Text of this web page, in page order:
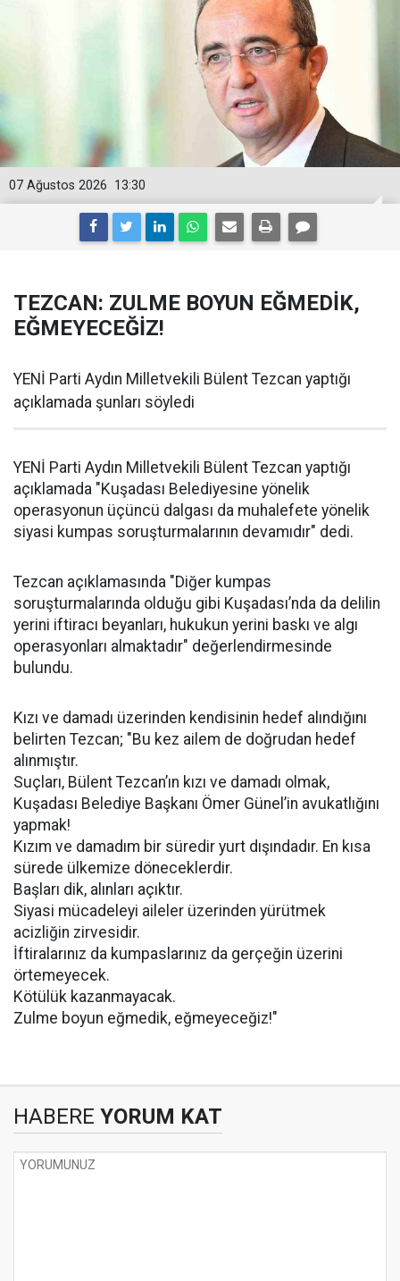
13:30
07 Ağustos 2026
TEZCAN: ZULME BOYUN EĞMEDİK,
EĞMEYECEĞİZ!
YENİ Parti Aydın Milletvekili Bülent Tezcan yaptığı
açıklamada şunları söyledi
YENİ Parti Aydın Milletvekili Bülent Tezcan yaptığı
açıklamada "Kuşadası Belediyesine yönelik
operasyonun üçüncü dalgası da muhalefete yönelik
siyasi kumpas soruşturmalarının devamıdır" dedi.
Tezcan açıklamasında "Diğer kumpas
soruşturmalarında olduğu gibi Kuşadası’nda da delilin
yerini iftiracı beyanları, hukukun yerini baskı ve algı
operasyonları almaktadır" değerlendirmesinde
bulundu.
Kızı ve damadı üzerinden kendisinin hedef alındığını
belirten Tezcan; "Bu kez ailem de doğrudan hedef
alınmıştır.
Suçları, Bülent Tezcan’ın kızı ve damadı olmak,
Kuşadası Belediye Başkanı Ömer Günel’in avukatlığını
yapmak!
Kızım ve damadım bir süredir yurt dışındadır. En kısa
sürede ülkemize döneceklerdir.
Başları dik, alınları açıktır.
Siyasi mücadeleyi aileler üzerinden yürütmek
acizliğin zirvesidir.
İftiralarınız da kumpaslarınız da gerçeğin üzerini
örtemeyecek.
Kötülük kazanmayacak.
Zulme boyun eğmedik, eğmeyeceğiz!"
HABERE YORUM KAT